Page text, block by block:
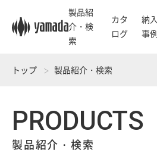
製品紹
介・検
索
カタ
ログ
納入
事例
トップ 製品紹介・検索
PRODUCTS
製品紹介・検索